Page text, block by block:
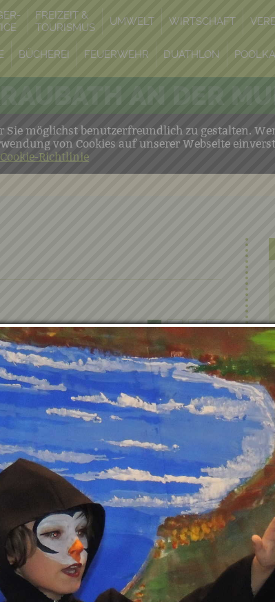
FREIZEIT &
TOURISMUS
UMWELT WIRTSCHAFT
BÜCHEREI FEUERWEHR DUATHLON
AN DER MUR
Sie möglichst benutzerfreundlich zu gestalten.
von Cookies auf unserer Webseite
Richtlinie
»
1 2 3